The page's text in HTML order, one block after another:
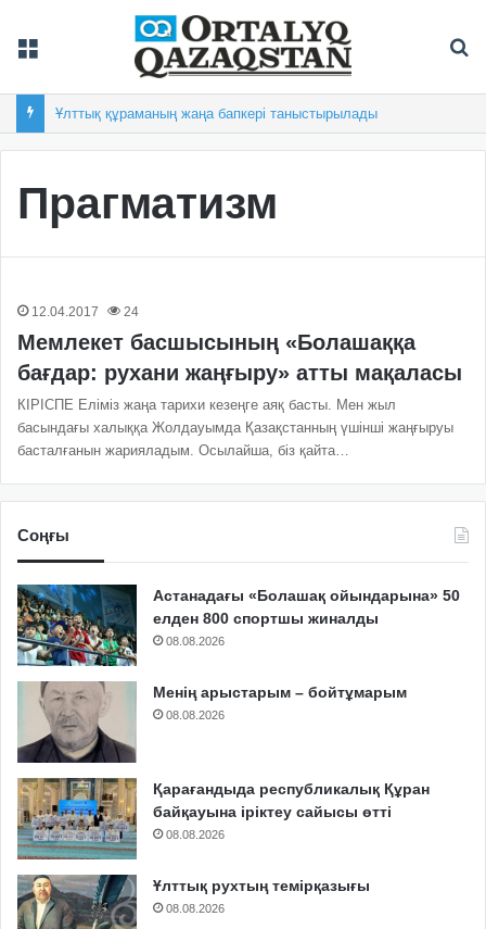
Ұлттық құраманың жаңа бапкері таныстырылады
Прагматизм
12.04.2017 24
Мемлекет басшысының «Болашаққа
бағдар: рухани жаңғыру» атты мақаласы
КІРІСПЕ Еліміз жаңа тарихи кезеңге аяқ басты. Мен жыл
басындағы халыққа Жолдауымда Қазақстанның үшінші жаңғыруы
басталғанын жарияладым. Осылайша, біз қайта…
Соңғы
Астанадағы «Болашақ ойындарына» 50
елден 800 спортшы жиналды
08.08.2026
Менің арыстарым – бойтұмарым
08.08.2026
Қарағандыда республикалық Құран
байқауына іріктеу сайысы өтті
08.08.2026
Ұлттық рухтың темірқазығы
08.08.2026